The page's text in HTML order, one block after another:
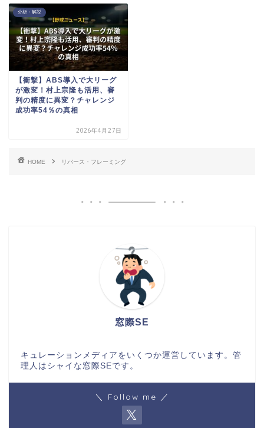
分析・解説
【衝撃】ABS導入で大リーグ
が激変！村上宗隆も活用、審
判の精度に異変？チャレンジ
成功率54％の真相
2026年4月27日
HOME リバース・フレーミング
窓際SE
キュレーションメディアをいくつか運営しています。管
理人はシャイな窓際SEです。
＼ Follow me ／